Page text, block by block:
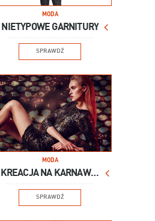
MODA
NIETYPOWE GARNITURY
SPRAWDŹ
MODA
KREACJA NA KARNAWAŁ
SPRAWDŹ